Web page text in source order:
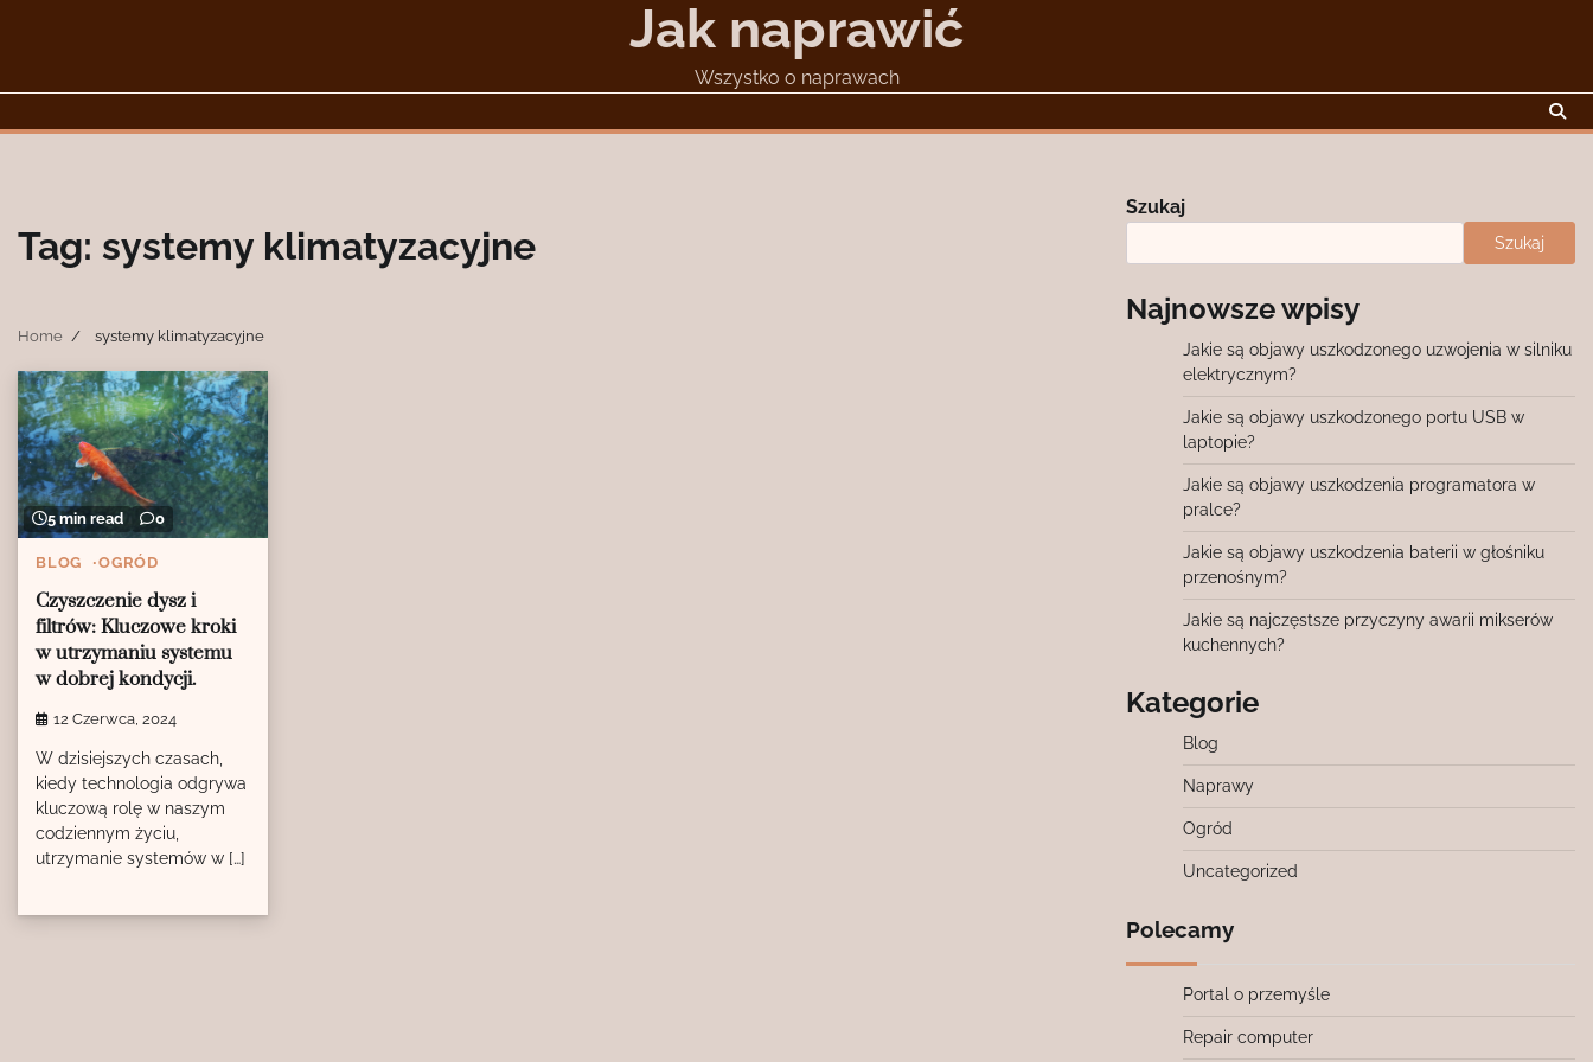
Jak naprawić
Wszystko o naprawach
Tag: systemy klimatyzacyjne
Home systemy klimatyzacyjne
5 min read 0
BLOG OGRÓD
Czyszczenie dysz i
filtrów: Kluczowe kroki
w utrzymaniu systemu
w dobrej kondycji.
12 Czerwca, 2024
W dzisiejszych czasach,
kiedy technologia odgrywa
kluczową rolę w naszym
codziennym życiu,
utrzymanie systemów w […]
Szukaj
Szukaj
Najnowsze wpisy
Jakie są objawy uszkodzonego uzwojenia w silniku
elektrycznym?
Jakie są objawy uszkodzonego portu USB w
laptopie?
Jakie są objawy uszkodzenia programatora w
pralce?
Jakie są objawy uszkodzenia baterii w głośniku
przenośnym?
Jakie są najczęstsze przyczyny awarii mikserów
kuchennych?
Kategorie
Blog
Naprawy
Ogród
Uncategorized
Polecamy
Portal o przemyśle
Repair computer